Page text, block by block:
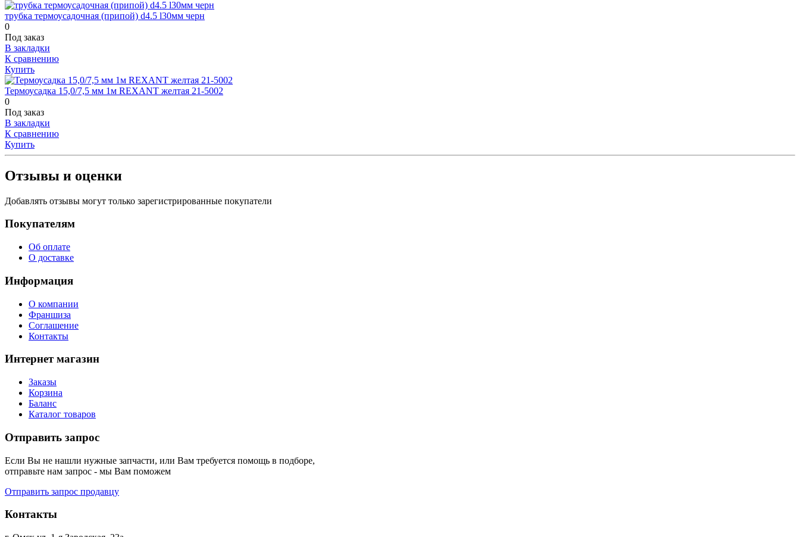
трубка термоусадочная (припой) d4.5 l30мм черн
0
Под заказ
В закладки
К сравнению
Купить
Термоусадка 15,0/7,5 мм 1м REXANT желтая 21-5002
0
Под заказ
В закладки
К сравнению
Купить
Отзывы и оценки
Добавлять отзывы могут только зарегистрированные покупатели
Покупателям
Об оплате
О доставке
Информация
О компании
Франшиза
Соглашение
Контакты
Интернет магазин
Заказы
Корзина
Баланс
Каталог товаров
Отправить запрос
Если Вы не нашли нужные запчасти, или Вам требуется помощь в подборе,
отправьте нам запрос - мы Вам поможем
Отправить запрос продавцу
Контакты